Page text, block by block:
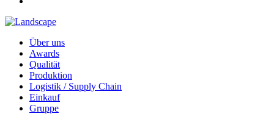
Über uns
Awards
Qualität
Produktion
Logistik / Supply Chain
Einkauf
Gruppe